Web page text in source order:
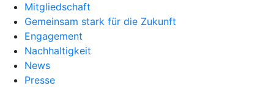
Mitgliedschaft
Gemeinsam stark für die Zukunft
Engagement
Nachhaltigkeit
News
Presse